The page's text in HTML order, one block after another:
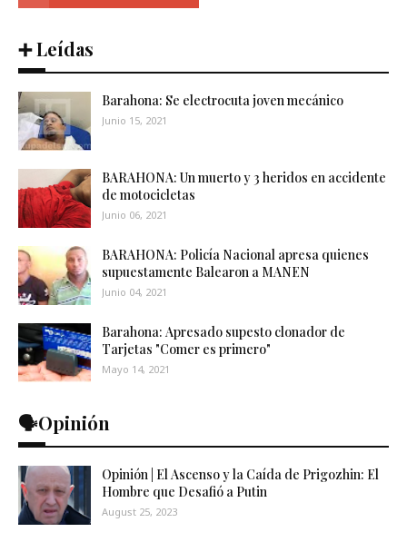
➕ Leídas
Barahona: Se electrocuta joven mecánico
Junio 15, 2021
BARAHONA: Un muerto y 3 heridos en accidente
de motocicletas
Junio 06, 2021
BARAHONA: Policía Nacional apresa quienes
supuestamente Balearon a MANEN
Junio 04, 2021
Barahona: Apresado supesto clonador de
Tarjetas "Comer es primero"
Mayo 14, 2021
🗣️Opinión
Opinión | El Ascenso y la Caída de Prigozhin: El
Hombre que Desafió a Putin
August 25, 2023